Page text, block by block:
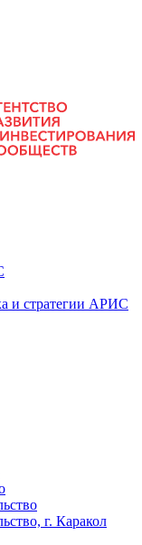
и стратегии АРИС
г. Каракол